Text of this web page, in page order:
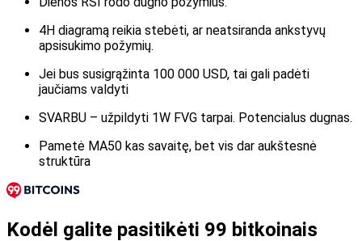
4H diagramą reikia stebėti, ar neatsiranda ankstyvų
apsisukimo požymių.
Jei bus susigrąžinta 100 000 USD, tai gali padėti
jaučiams valdyti
SVARBU – užpildyti 1W FVG tarpai. Potencialus dugnas.
Pametė MA50 kas savaitę, bet vis dar aukštesnė
struktūra
Kodėl galite pasitikėti 99 bitkoinais